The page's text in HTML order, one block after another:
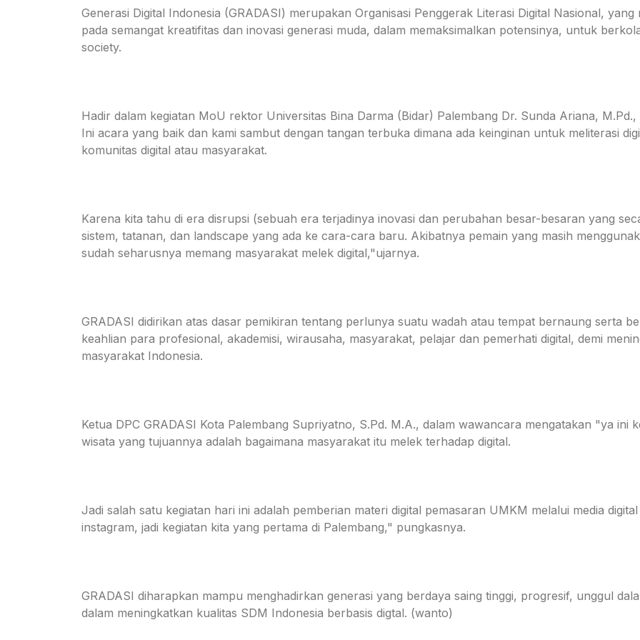
Generasi Digital Indonesia (GRADASI) merupakan Organisasi Penggerak Literasi Digital Nasional,
pada semangat kreatifitas dan inovasi generasi muda, dalam memaksimalkan potensinya, untuk
society.
Hadir dalam kegiatan MoU rektor Universitas Bina Darma (Bidar) Palembang Dr. Sunda Ariana,
Ini acara yang baik dan kami sambut dengan tangan terbuka dimana ada keinginan untuk meliterasi
komunitas digital atau masyarakat.
Karena kita tahu di era disrupsi (sebuah era terjadinya inovasi dan perubahan besar-besaran yang
sistem, tatanan, dan landscape yang ada ke cara-cara baru. Akibatnya pemain yang masih
sudah seharusnya memang masyarakat melek digital,"ujarnya.
GRADASI didirikan atas dasar pemikiran tentang perlunya suatu wadah atau tempat bernaung serta
keahlian para profesional, akademisi, wirausaha, masyarakat, pelajar dan pemerhati digital, demi
masyarakat Indonesia.
Ketua DPC GRADASI Kota Palembang Supriyatno, S.Pd. M.A., dalam wawancara mengatakan "ya ini
wisata yang tujuannya adalah bagaimana masyarakat itu melek terhadap digital.
Jadi salah satu kegiatan hari ini adalah pemberian materi digital pemasaran UMKM melalui media
instagram, jadi kegiatan kita yang pertama di Palembang," pungkasnya.
GRADASI diharapkan mampu menghadirkan generasi yang berdaya saing tinggi, progresif, unggul
dalam meningkatkan kualitas SDM Indonesia berbasis digtal. (wanto)